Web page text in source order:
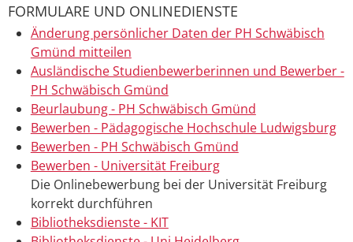
FORMULARE UND ONLINEDIENSTE
Änderung persönlicher Daten der PH Schwäbisch
Gmünd mitteilen
Ausländische Studienbewerberinnen und Bewerber -
PH Schwäbisch Gmünd
Beurlaubung - PH Schwäbisch Gmünd
Bewerben - Pädagogische Hochschule Ludwigsburg
Bewerben - PH Schwäbisch Gmünd
Bewerben - Universität Freiburg
Die Onlinebewerbung bei der Universität Freiburg
korrekt durchführen
Bibliotheksdienste - KIT